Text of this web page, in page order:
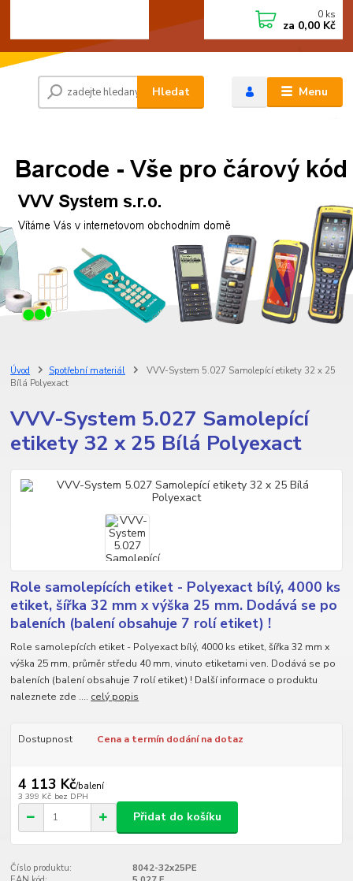
Menu
Hledat
0 ks
za 0,00 Kč
Úvod Spotřební materiál
VVV-System 5.027 Samolepící etikety 32 x 25
Bílá Polyexact
VVV-System 5.027 Samolepící
etikety 32 x 25 Bílá Polyexact
Role samolepících etiket - Polyexact bílý, 4000 ks
etiket, šířka 32 mm x výška 25 mm. Dodává se po
baleních (balení obsahuje 7 rolí etiket) !
Role samolepících etiket - Polyexact bílý, 4000 ks etiket, šířka 32 mm x
výška 25 mm, průměr středu 40 mm, vinuto etiketami ven. Dodává se po
baleních (balení obsahuje 7 rolí etiket) ! Další informace o produktu
naleznete zde .... celý popis
Dostupnost Cena a termín dodání na dotaz
4 113 Kč/balení
3 399 Kč bez DPH
Přidat do košíku
Číslo produktu:
8042-32x25PE